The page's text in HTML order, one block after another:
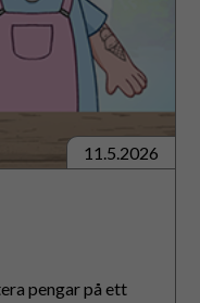
11.5.2026
pengar på ett